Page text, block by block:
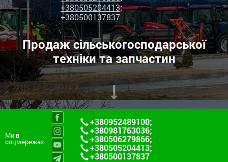
+380505204413;
+380500137837
Продаж сільськогосподарської
техніки та запчастин
Ми в
соцмережах:
+380952489100;
+380981763036;
+380506279866;
+380505204413;
+380500137837